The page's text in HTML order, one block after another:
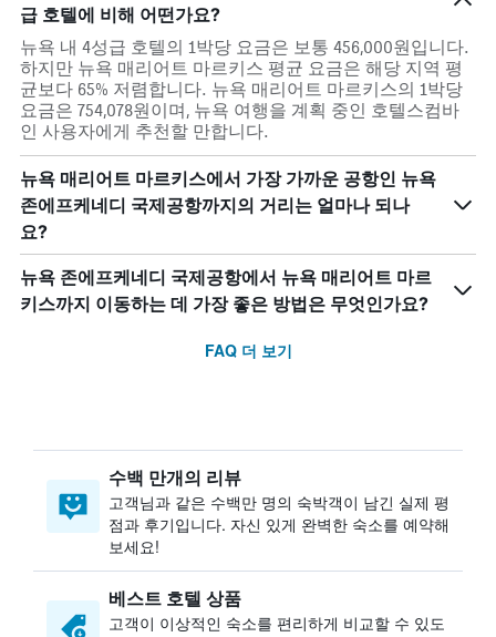
급 호텔에 비해 어떤가요?
뉴욕 내 4성급 호텔의 1박당 요금은 보통 456,000원입니다.
하지만 뉴욕 매리어트 마르키스 평균 요금은 해당 지역 평
균보다 65% 저렴합니다. 뉴욕 매리어트 마르키스의 1박당
요금은 754,078원이며, 뉴욕 여행을 계획 중인 호텔스컴바
인 사용자에게 추천할 만합니다.
뉴욕 매리어트 마르키스에서 가장 가까운 공항인 뉴욕
존에프케네디 국제공항까지의 거리는 얼마나 되나
요?
뉴욕 존에프케네디 국제공항에서 뉴욕 매리어트 마르
키스까지 이동하는 데 가장 좋은 방법은 무엇인가요?
FAQ 더 보기
수백 만개의 리뷰
고객님과 같은 수백만 명의 숙박객이 남긴 실제 평
점과 후기입니다. 자신 있게 완벽한 숙소를 예약해
보세요!
베스트 호텔 상품
고객이 이상적인 숙소를 편리하게 비교할 수 있도